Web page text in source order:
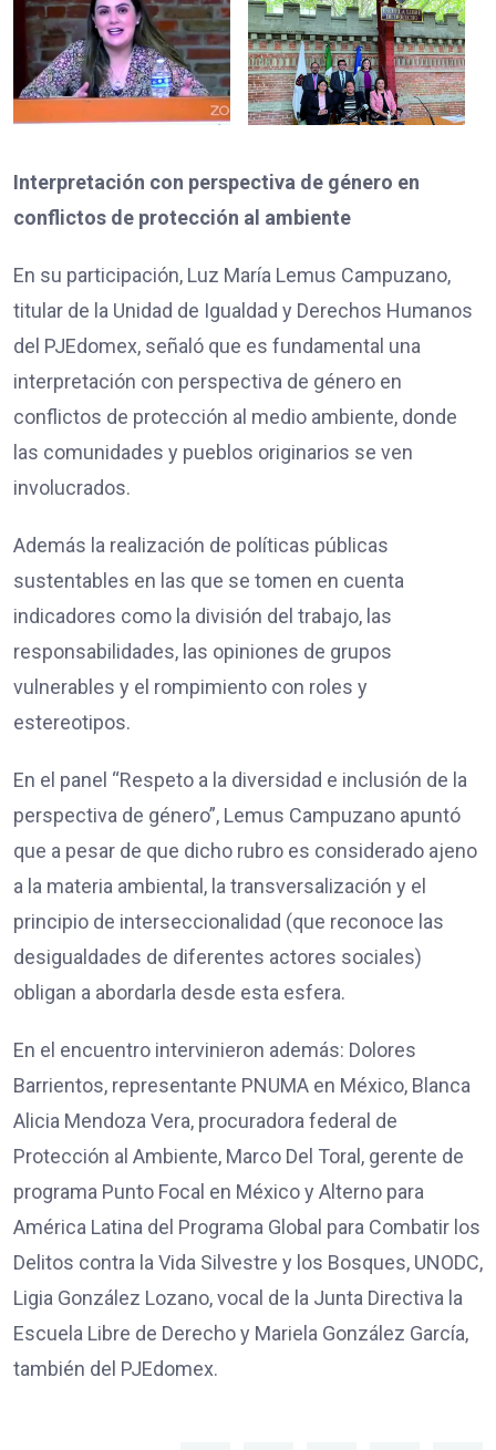
Interpretación con perspectiva de género en
conflictos de protección al ambiente
En su participación, Luz María Lemus Campuzano,
titular de la Unidad de Igualdad y Derechos Humanos
del PJEdomex, señaló que es fundamental una
interpretación con perspectiva de género en
conflictos de protección al medio ambiente, donde
las comunidades y pueblos originarios se ven
involucrados.
Además la realización de políticas públicas
sustentables en las que se tomen en cuenta
indicadores como la división del trabajo, las
responsabilidades, las opiniones de grupos
vulnerables y el rompimiento con roles y
estereotipos.
En el panel “Respeto a la diversidad e inclusión de la
perspectiva de género”, Lemus Campuzano apuntó
que a pesar de que dicho rubro es considerado ajeno
a la materia ambiental, la transversalización y el
principio de interseccionalidad (que reconoce las
desigualdades de diferentes actores sociales)
obligan a abordarla desde esta esfera.
En el encuentro intervinieron además: Dolores
Barrientos, representante PNUMA en México, Blanca
Alicia Mendoza Vera, procuradora federal de
Protección al Ambiente, Marco Del Toral, gerente de
programa Punto Focal en México y Alterno para
América Latina del Programa Global para Combatir los
Delitos contra la Vida Silvestre y los Bosques, UNODC,
Ligia González Lozano, vocal de la Junta Directiva la
Escuela Libre de Derecho y Mariela González García,
también del PJEdomex.